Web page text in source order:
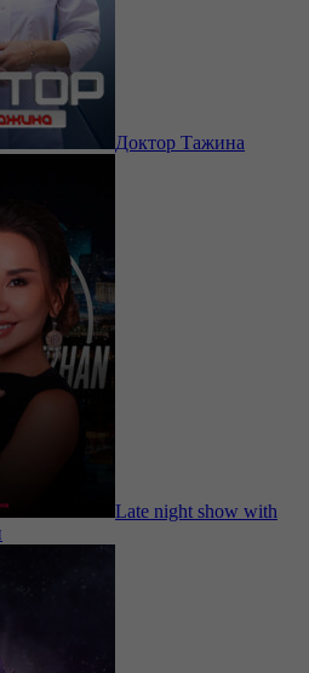
Доктор Тажина
Late night show with